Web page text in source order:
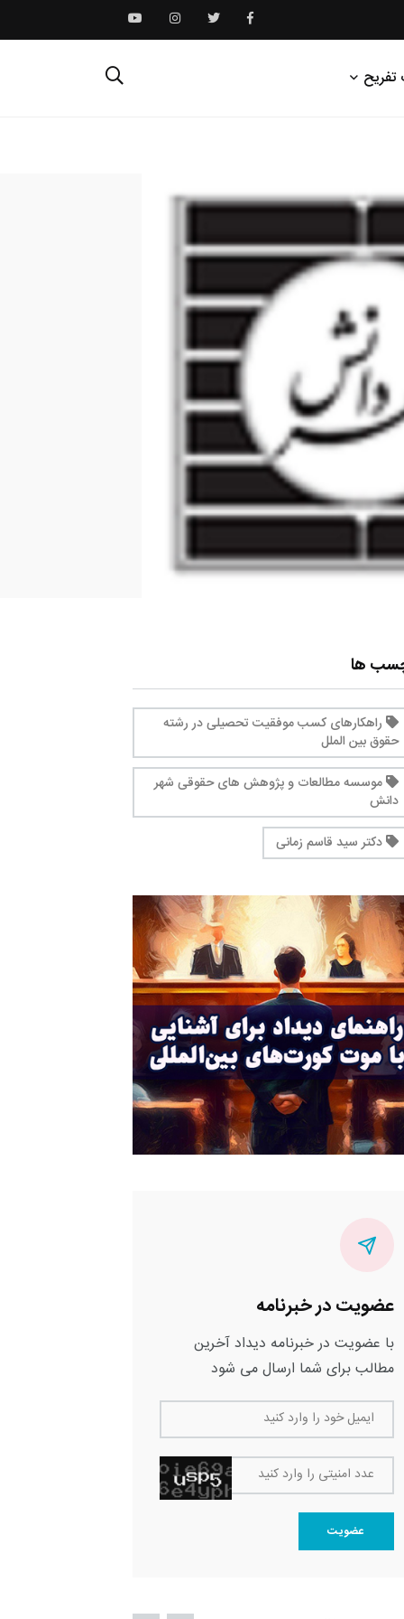
تفریح
ها
راهکارهای کسب موفقیت تحصیلی در رشته
حقوق بین الملل
موسسه مطالعات و پژوهش های حقوقی شهر
دانش
دکتر سید قاسم زمانی
عضویت در خبرنامه
با عضویت در خبرنامه دیداد آخرین
مطالب برای شما ارسال می شود
ایمیل خود را وارد کنید
عدد امنیتی را وارد کنید
عضویت